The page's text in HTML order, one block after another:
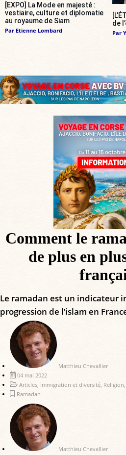
[EXPO] La Mode en majesté :
vestiaire, culture et diplomatie
au royaume de Siam
Par Etienne Lombard
de
Par
Comment le
de plus en
Le ramadan est un indicateur
progression de l’islam en
Matthieu Chevallier
04 mai 2022
Articles, Immigration et diversité, Religion,
Ramadan
Matthieu Chevallier